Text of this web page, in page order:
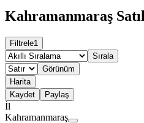
Kahramanmaraş
Filtrele1
Sırala
Görünüm
Harita
Kaydet
Paylaş
İl
Kahramanmaraş